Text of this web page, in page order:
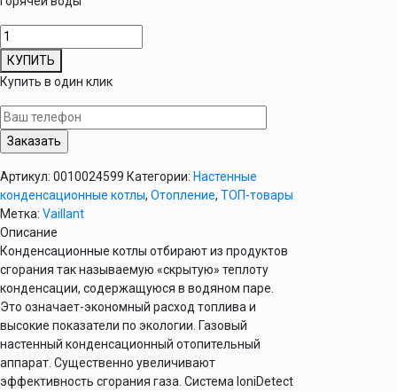
Количество
товара
Котел
Vaillant
ecoTEC
IONI
VU
5
КУПИТЬ
Купить в один клик
Артикул: 0010024599 Категории: Настенные
конденсационные котлы, Отопление, ТОП-товары
Метка: Vaillant
Описание
Конденсационные котлы отбирают из продуктов
сгорания так называемую «скрытую» теплоту
конденсации, содержащуюся в водяном паре.
Это означает-экономный расход топлива и
высокие показатели по экологии. Газовый
настенный конденсационный отопительный
аппарат. Существенно увеличивают
эффективность сгорания газа. Система IoniDetect